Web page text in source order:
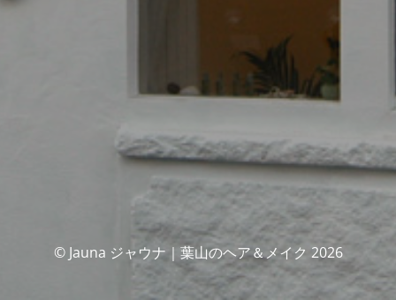
© Jauna ジャウナ｜葉山のヘア＆メイク 2026